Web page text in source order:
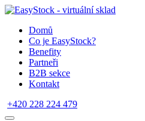
Domů
Co je EasyStock?
Benefity
Partneři
B2B sekce
Kontakt
+420 228 224 479